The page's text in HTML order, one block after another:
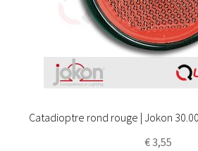
Catadioptre rond rouge | Jokon
€3,55